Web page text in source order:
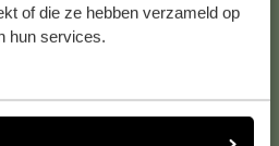
of die ze hebben verzameld op
hun services.
de conseil ou d’aide,